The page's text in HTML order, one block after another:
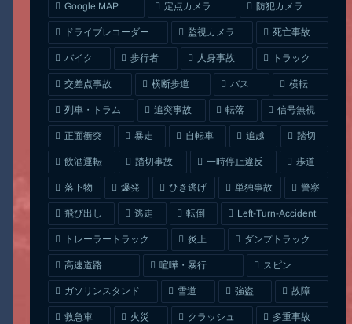
Google MAP 定点カメラ 防犯カメラ
ドライブレコーダー 監視カメラ 死亡事故
バイク 歩行者 人身事故 トラック
交差点事故 横断歩道 バス 横転
列車・トラム 追突事故 転落 信号無視
正面衝突 暴走 自転車 追越 踏切
飲酒運転 踏切事故 一時停止違反 歩道
落下物 爆発 ひき逃げ 単独事故 警察
飛び出し 逃走 転倒 Left-Turn-Accident
トレーラートラック 炎上 ダンプトラック
高速道路 喧嘩・暴行 スピン
ガソリンスタンド 雪道 強盗 故障
救急車 火災 クラッシュ 多重事故